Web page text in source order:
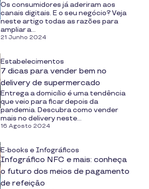
Os consumidores já aderiram aos
canais digitais. E o seu negócio? Veja
neste artigo todas as razões para
ampliar a...
21 Junho 2024
Estabelecimentos
7 dicas para vender bem no
delivery de supermercado
Entrega a domicílio é uma tendência
que veio para ficar depois da
pandemia. Descubra como vender
mais no delivery neste...
16 Agosto 2024
E-books e Infográficos
Infográfico NFC e mais: conheça
o futuro dos meios de pagamento
de refeição